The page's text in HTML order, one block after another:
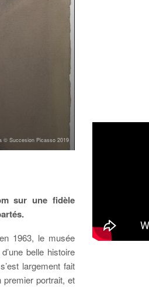
© Succesion Picasso 2019
sur une fidèle
1963, le musée
belle histoire
largement fait
premier portrait, et